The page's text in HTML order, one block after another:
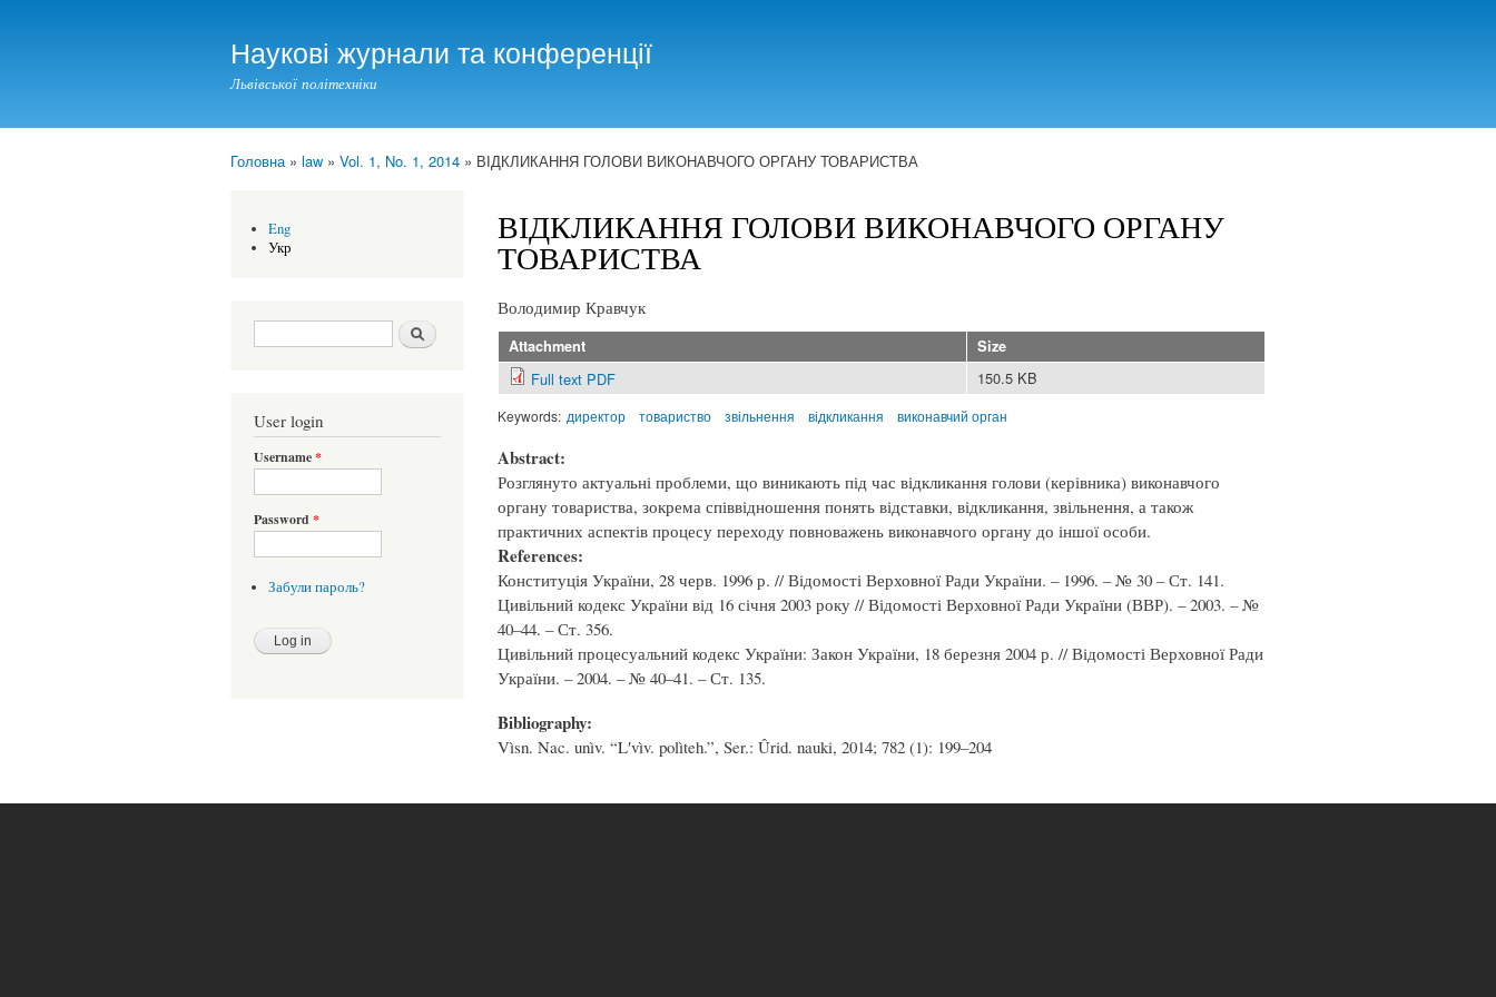
Наукові журнали та конференції
Львівської політехніки
Головна» law » Vol. 1, No. 1, 2014 » ВІДКЛИКАННЯ ГОЛОВИ ВИКОНАВЧОГО ОРГАНУ ТОВАРИСТВА
Eng
Укр
Search form Шукати
User login
Username*
Password *
Забули пароль?
ВІДКЛИКАННЯ ГОЛОВИ ВИКОНАВЧОГО ОРГАНУ
ТОВАРИСТВА
Володимир Кравчук
Attachment Size
Full text PDF 150.5 KB
Keywords: директор товариство звільнення відкликання виконавчий орган
Abstract:
Розглянуто актуальні проблеми, що виникають під час відкликання голови (керівника) виконавчого
органу товариства, зокрема співвідношення понять відставки, відкликання, звільнення, а також
практичних аспектів процесу переходу повноважень виконавчого органу до іншої особи.
References:
Конституція України, 28 черв. 1996 р. // Відомості Верховної Ради України. – 1996. – № 30 – Ст. 141.
Цивільний кодекс України від 16 січня 2003 року // Відомості Верховної Ради України (ВВР). – 2003. – №
40–44. – Ст. 356.
Цивільний процесуальний кодекс України: Закон України, 18 березня 2004 р. // Відомості Верховної Ради
України. – 2004. – № 40–41. – Ст. 135.
Bibliography:
Vìsn. Nac. unìv. “Lʹvìv. polìteh.”, Ser.: Ûrid. nauki, 2014; 782 (1): 199–204